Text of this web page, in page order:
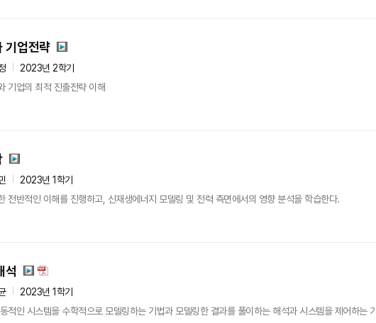
기업전략
2023년 2학기
기업의 최적 진출전략 이해
2023년 1학기
전반적인 이해를 진행하고, 신재생에너지 모델링 및 전력 측면에서의 영향 분석을 학습한다.
석
2023년 1학기
적인 시스템을 수학적으로 모델링하는 기법과 모델링한 결과를 풀이하는 해석과 시스템을 제어하는